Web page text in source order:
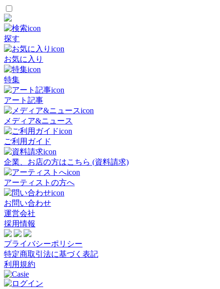
探す
お気に入り
特集
アート記事
メディア&ニュース
ご利用ガイド
企業、お店の方はこちら (資料請求)
アーティストの方へ
お問い合わせ
運営会社
採用情報
プライバシーポリシー
特定商取引法に基づく表記
利用規約